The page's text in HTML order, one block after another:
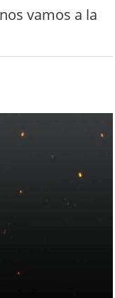
vamos a la